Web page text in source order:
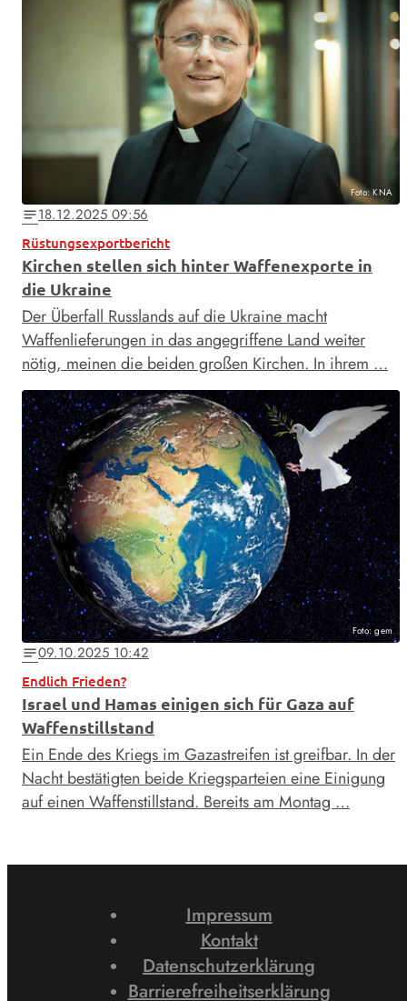
Foto: KNA
notes18.12.2025 09:56
Rüstungsexportbericht
Kirchen stellen sich hinter Waffenexporte in
die Ukraine
Der Überfall Russlands auf die Ukraine macht
Waffenlieferungen in das angegriffene Land weiter
nötig, meinen die beiden großen Kirchen. In ihrem …
Foto: gem
notes09.10.2025 10:42
Endlich Frieden?
Israel und Hamas einigen sich für Gaza auf
Waffenstillstand
Ein Ende des Kriegs im Gazastreifen ist greifbar. In der
Nacht bestätigten beide Kriegsparteien eine Einigung
auf einen Waffenstillstand. Bereits am Montag …
Impressum
Kontakt
Datenschutzerklärung
Barrierefreiheitserklärung